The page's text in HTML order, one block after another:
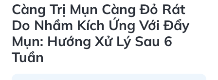
Càng Trị Mụn Càng Đỏ Rát
Do Nhầm Kích Ứng Với Đẩy
Mụn: Hướng Xử Lý Sau 6
Tuần